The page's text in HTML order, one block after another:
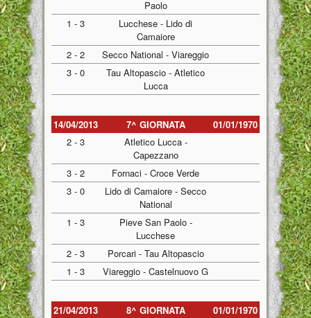
Paolo
1 - 3
Lucchese - Lido di
Camaiore
2 - 2
Secco National - Viareggio
3 - 0
Tau Altopascio - Atletico
Lucca
14/04/2013 7^ GIORNATA
01/01/1970
2 - 3
Atletico Lucca -
Capezzano
3 - 2
Fornaci - Croce Verde
3 - 0
Lido di Camaiore - Secco
National
1 - 3
Pieve San Paolo -
Lucchese
2 - 3
Porcari - Tau Altopascio
1 - 3
Viareggio - Castelnuovo G
21/04/2013 8^ GIORNATA
01/01/1970